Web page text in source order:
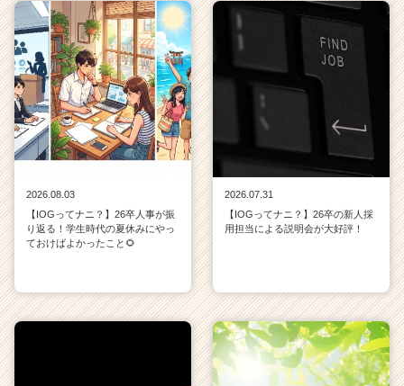
2026.08.03
【IOGってナニ？】26卒人事が振
り返る！学生時代の夏休みにやっ
ておけばよかったこと🌻
2026.07.31
【IOGってナニ？】26卒の新人採
用担当による説明会が大好評！